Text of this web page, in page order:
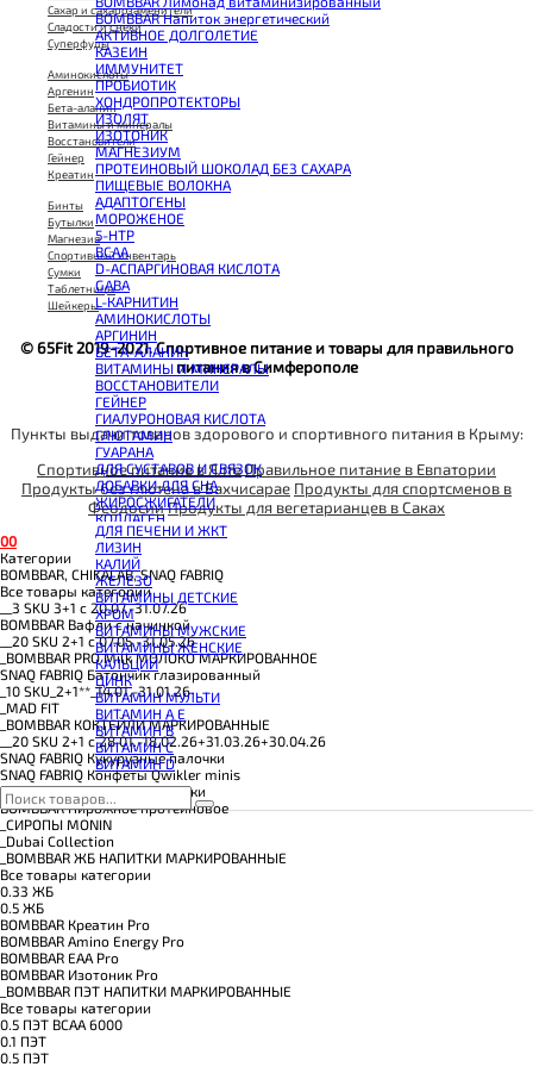
BOMBBAR Напиток энергетический
АКТИВНОЕ ДОЛГОЛЕТИЕ
КАЗЕИН
ИММУНИТЕТ
ПРОБИОТИК
ХОНДРОПРОТЕКТОРЫ
ИЗОЛЯТ
ИЗОТОНИК
МАГНЕЗИУМ
ПРОТЕИНОВЫЙ ШОКОЛАД БЕЗ САХАРА
ПИЩЕВЫЕ ВОЛОКНА
АДАПТОГЕНЫ
МОРОЖЕНОЕ
5-HTP
BCAA
D-АСПАРГИНОВАЯ КИСЛОТА
GABA
L-КАРНИТИН
АМИНОКИСЛОТЫ
АРГИНИН
БЕТА-АЛАНИН
ВИТАМИНЫ И МИНЕРАЛЫ
ВОССТАНОВИТЕЛИ
ГЕЙНЕР
ГИАЛУРОНОВАЯ КИСЛОТА
ГЛЮТАМИН
ГУАРАНА
ДЛЯ СУСТАВОВ И СВЯЗОК
ДОБАВКИ ДЛЯ СНА
ЖИРОСЖИГАТЕЛИ
КОЛЛАГЕН
КОЭНЗИМ Q10
КРЕАТИН
ПОЛЕЗНЫЕ ЖИРЫ
ПРОТЕИН
ПРОТЕИНОВОЕ ПЕЧЕНЬЕ
ПРОТЕИНОВЫЕ БАТОНЧИКИ
ПРОТЕИНОВЫЕ КАШИ
ТЕСТОБУСТЕРЫ
ЦИТРУЛЛИН МАЛАТ
ПРЕДТРЕНИРОВОЧНЫЕ КОМПЛЕКСЫ
ЭНЕРГЕТИКИ И ЖИРОСЖИГАТЕЛИ#
ДЛЯ ПЕЧЕНИ И ЖКТ
ЛИЗИН
КАЛИЙ
ЖЕЛЕЗО
ВИТАМИНЫ ДЕТСКИЕ
ХРОМ
ВИТАМИНЫ МУЖСКИЕ
ВИТАМИНЫ ЖЕНСКИЕ
КАЛЬЦИЙ
ЦИНК
ВИТАМИН МУЛЬТИ
ВИТАМИН A E
ВИТАМИН B
ВИТАМИН C
ВИТАМИН D
Сахар и сахарозаменители
Сладости и снеки
Суперфуды
Аминокислоты
Аргенин
Бета-аланин
Витамины и минералы
Восстановители
Гейнер
Креатин
Бинты
Бутылки
Магнезия
Спортивный инвентарь
Сумки
Таблетницы
Шейкеры
© 65Fit 2019-2021. Спортивное питание и товары для правильного
питания в Симферополе
Пункты выдачи товаров здорового и спортивного питания в Крыму:
Спортивное питание в ЯлтеПравильное питание в Евпатории
Продукты без глютена в Бахчисарае Продукты для спортсменов в
ФеодосииПродукты для вегетарианцев в Саках
00
Категории
BOMBBAR, CHIKALAB, SNAQ FABRIQ
Все товары категории
__3 SKU 3+1 с 20.07.-31.07.26
BOMBBAR Вафли с начинкой
__20 SKU 2+1 с 07.05.-31.05.26
_BOMBBAR PRO Milk МОЛОКО МАРКИРОВАННОЕ
SNAQ FABRIQ Батончик глазированный
_10 SKU_2+1**_14.01.-31.01.26
_MAD FIT
_BOMBBAR КОКТЕЙЛИ МАРКИРОВАННЫЕ
__20 SKU 2+1 с 28.01.-18.02.26+31.03.26+30.04.26
SNAQ FABRIQ Кукурузные палочки
SNAQ FABRIQ Конфеты Qwikler minis
BOMBBAR Кукурузные палочки
BOMBBAR Пирожное протеиновое
_CИРОПЫ MONIN
_Dubai Collection
_BOMBBAR ЖБ НАПИТКИ МАРКИРОВАННЫЕ
Все товары категории
0.33 ЖБ
0.5 ЖБ
BOMBBAR Креатин Pro
BOMBBAR Amino Energy Pro
BOMBBAR EAA Pro
BOMBBAR Изотоник Pro
_BOMBBAR ПЭТ НАПИТКИ МАРКИРОВАННЫЕ
Все товары категории
0.5 ПЭТ ВСАА 6000
0.1 ПЭТ
0.5 ПЭТ